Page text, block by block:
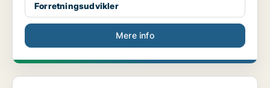
Forretningsudvikler
Mere info
Project Manager - Verification & Quality Engineeri...